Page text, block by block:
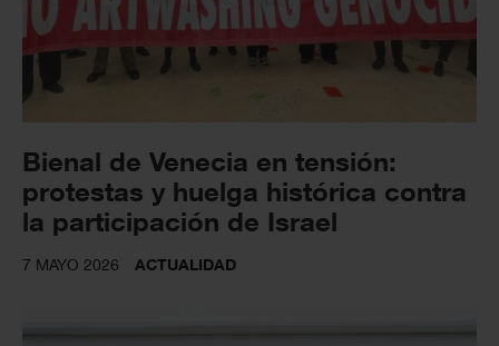
Bienal de Venecia en tensión:
protestas y huelga histórica contra
la participación de Israel
7 MAYO 2026 ACTUALIDAD